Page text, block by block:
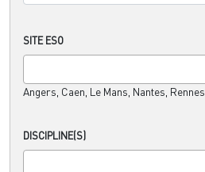
SITE ESO
Angers, Caen, Le Mans, Nantes, Rennes
DISCIPLINE(S)